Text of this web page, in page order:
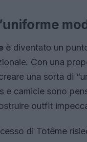
è diventato un
Con una
una sorta di
e camicie sono
outfit
di Totême